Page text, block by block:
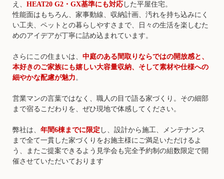
え、 HEAT20 G2・GX基準にも対応 した平屋住宅。
性能面はもちろん、家事動線、収納計画、汚れを持ち込みにく
い工夫、ペットとの暮らしやすさまで、日々の生活を楽しむた
めのアイデアが丁寧に詰め込まれています。
さらにこの住まいは、 中庭のある間取りならではの開放感と、
本好きのご家族にも嬉しい大容量収納、そして素材や仕様への
細やかな配慮が魅力。
営業マンの言葉ではなく、職人の目で語る家づくり。その細部
まで宿るこだわりを、ぜひ現地で体感してください。
弊社は、 年間6棟までに限定 し、設計から施工、メンテナンス
まで全て一貫した家づくりをお施主様にご満足いただけるよ
う、またご提案できるよう見学会も完全予約制の組数限定で開
催させていただいております